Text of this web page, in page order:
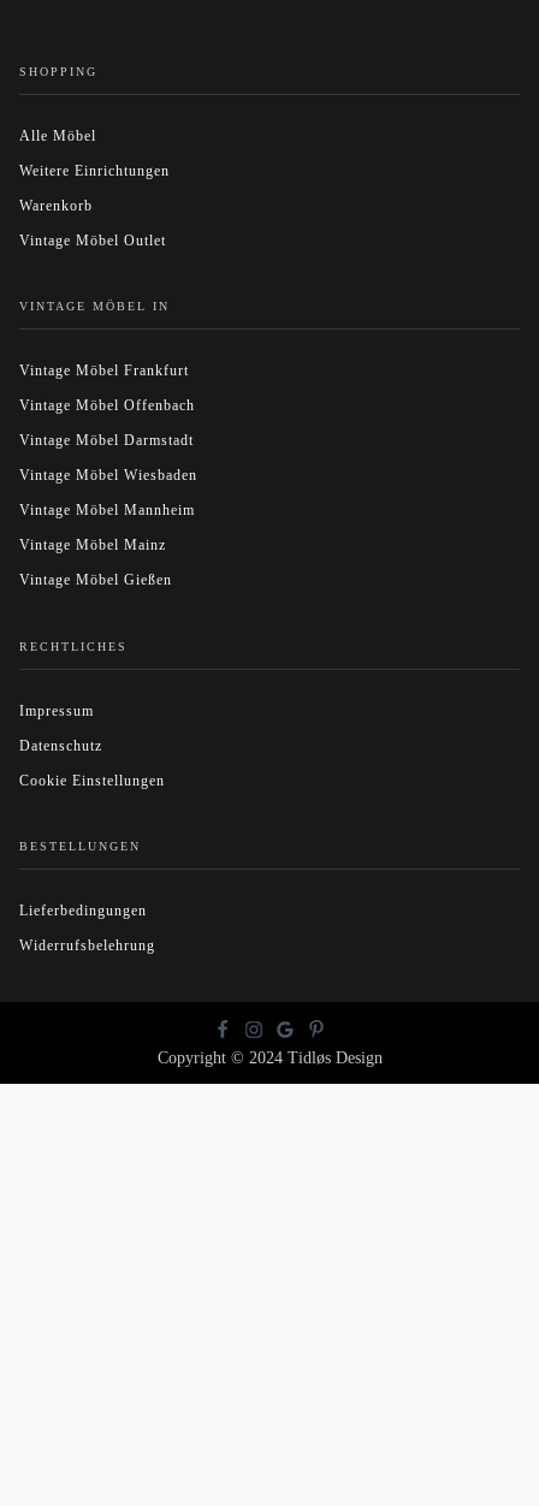
SHOPPING
Alle Möbel
Weitere Einrichtungen
Warenkorb
Vintage Möbel Outlet
VINTAGE MÖBEL IN
Vintage Möbel Frankfurt
Vintage Möbel Offenbach
Vintage Möbel Darmstadt
Vintage Möbel Wiesbaden
Vintage Möbel Mannheim
Vintage Möbel Mainz
Vintage Möbel Gießen
RECHTLICHES
Impressum
Datenschutz
Cookie Einstellungen
BESTELLUNGEN
Lieferbedingungen
Widerrufsbelehrung
Copyright © 2024 Tidløs Design